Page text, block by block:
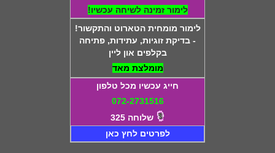
לימור זמינה לשיחה עכשיו!
לימור מומחית הטארוט והתקשור!
- בדיקת זוגיות, עתידות, פתיחה
בקלפים און ליין
מומלצת מאד
חייג עכשיו מכל טלפון
072-2731516
שלוחה 325
לפרטים לחץ כאן